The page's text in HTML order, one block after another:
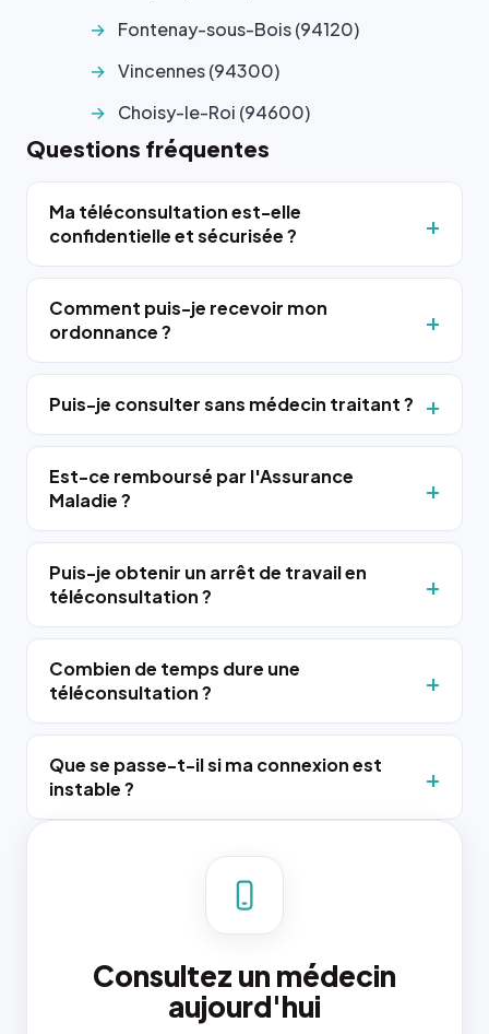
Fontenay-sous-Bois (94120)
Vincennes (94300)
Choisy-le-Roi (94600)
Questions fréquentes
Ma téléconsultation est-elle
confidentielle et sécurisée ?
Comment puis-je recevoir mon
ordonnance ?
Puis-je consulter sans médecin traitant ?
Est-ce remboursé par l'Assurance
Maladie ?
Puis-je obtenir un arrêt de travail en
téléconsultation ?
Combien de temps dure une
téléconsultation ?
Que se passe-t-il si ma connexion est
instable ?
Consultez un médecin
aujourd'hui